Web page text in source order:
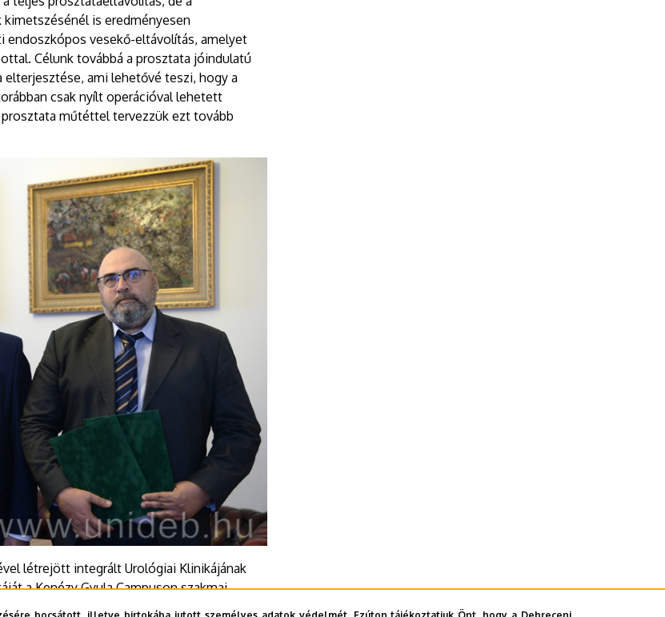
is eredményesen
endoszkópos vesekő-eltávolítás, amelyet
Célunk továbbá a prosztata jóindulatú
ami lehetővé teszi, hogy a
csak nyílt operációval lehetett
műtéttel tervezzük ezt tovább
létrejött integrált Urológiai Klinikájának
a Kenézy Gyula Campuson szakmai
megbízásaikat Szabó Zoltán